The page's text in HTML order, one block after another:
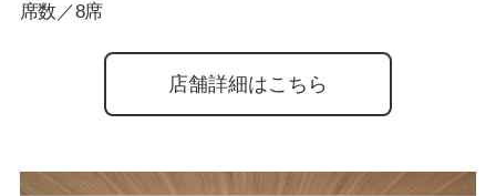
席数／8席
店舗詳細はこちら